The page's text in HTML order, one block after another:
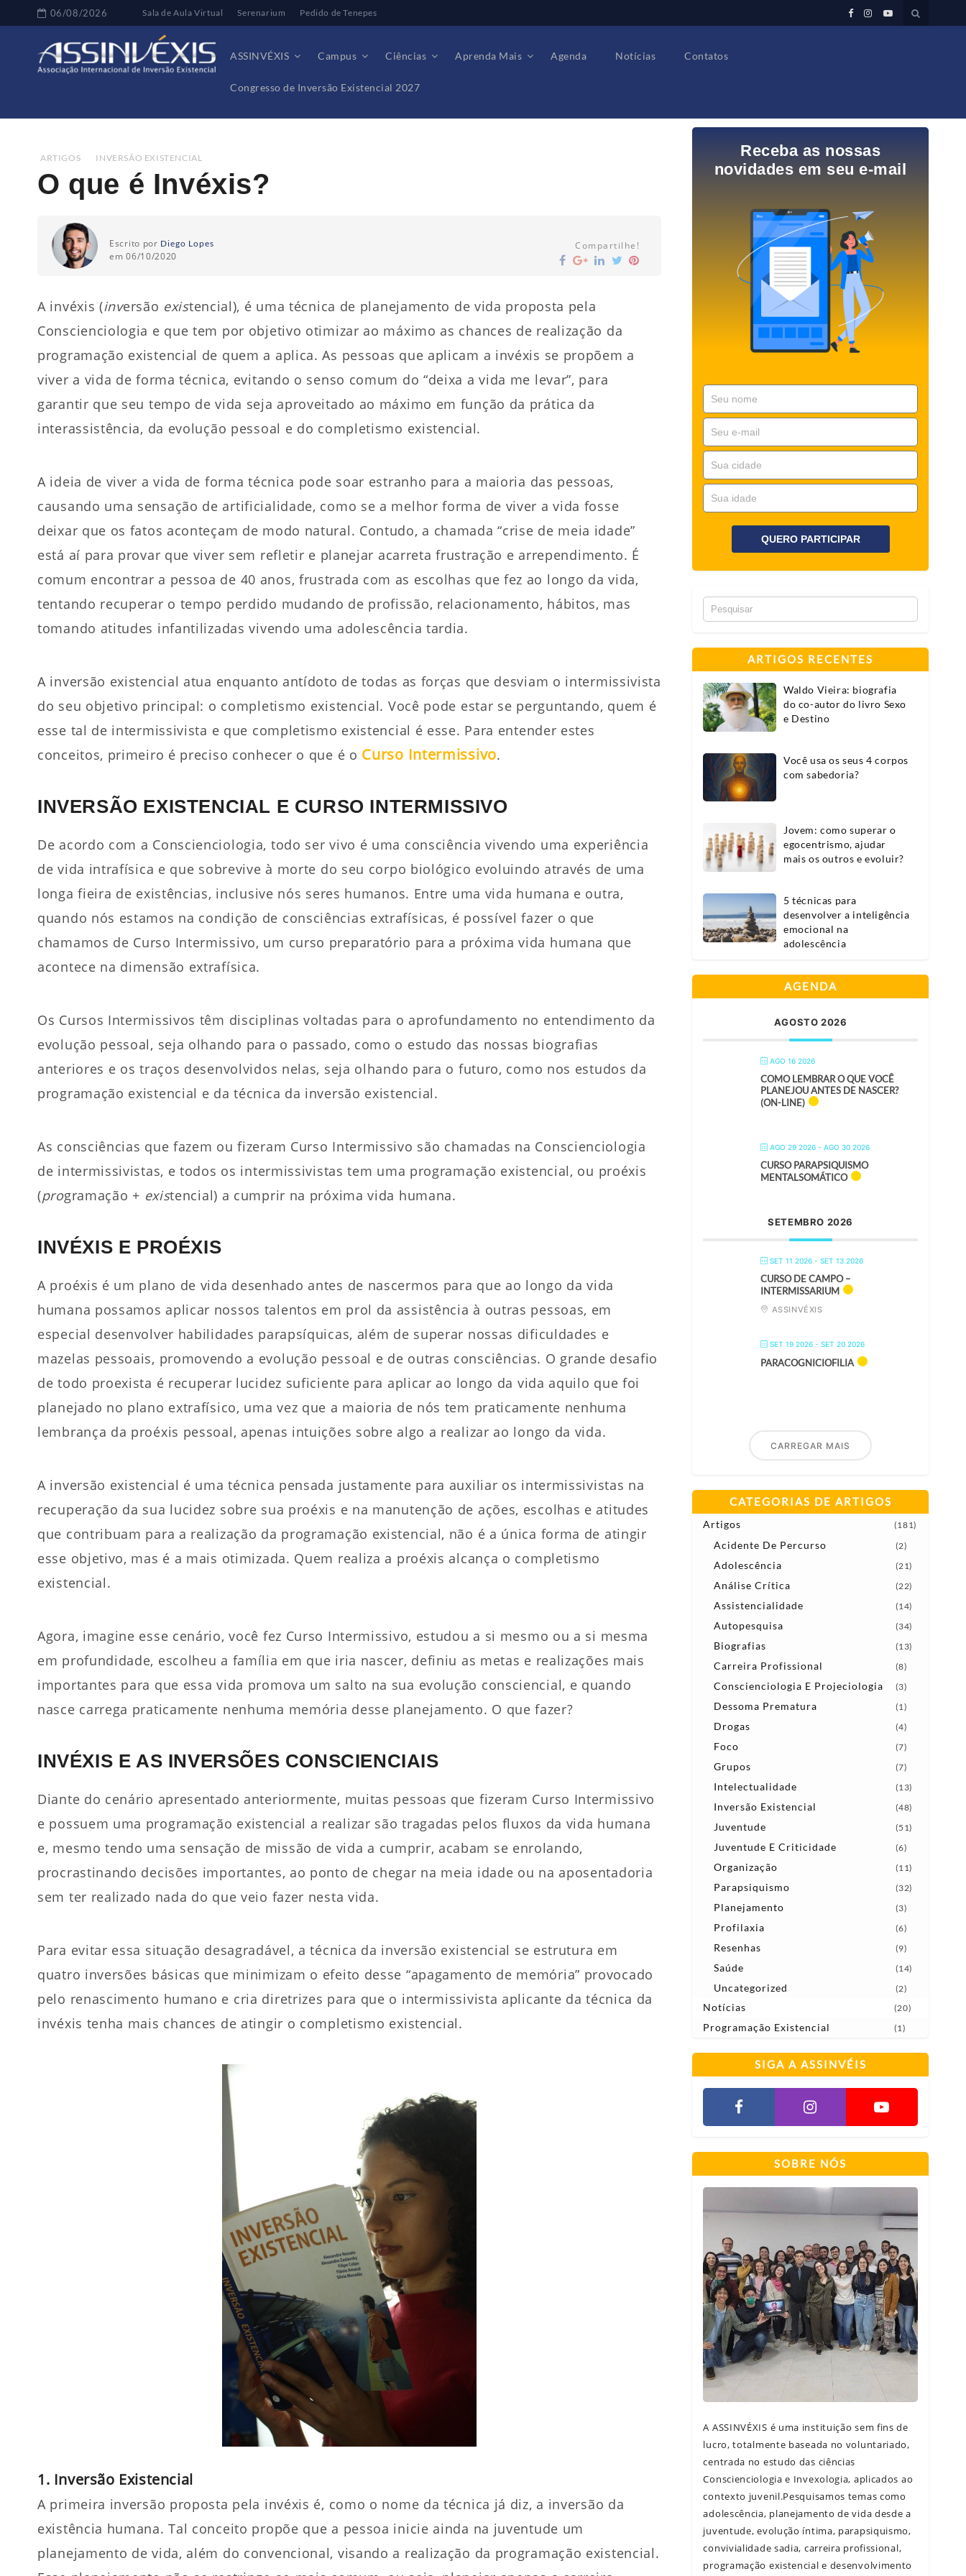
06/08/2026 Sala de Aula Virtual Serenarium Pedido de Tenepes
ASSINVÉXIS Campus Ciências Aprenda Mais Agenda Notícias Contatos
Congresso de Inversão Existencial 2027
ARTIGOS INVERSÃO EXISTENCIAL
O que é Invéxis?
Escrito por Diego Lopes
em 06/10/2020
Compartilhe!
A invéxis (inversão existencial), é uma técnica de planejamento de vida proposta pela
Conscienciologia e que tem por objetivo otimizar ao máximo as chances de realização da
programação existencial de quem a aplica. As pessoas que aplicam a invéxis se propõem a
viver a vida de forma técnica, evitando o senso comum do “deixa a vida me levar”, para
garantir que seu tempo de vida seja aproveitado ao máximo em função da prática da
interassistência, da evolução pessoal e do completismo existencial.
A ideia de viver a vida de forma técnica pode soar estranho para a maioria das pessoas,
causando uma sensação de artificialidade, como se a melhor forma de viver a vida fosse
deixar que os fatos aconteçam de modo natural. Contudo, a chamada “crise de meia idade”
está aí para provar que viver sem refletir e planejar acarreta frustração e arrependimento. É
comum encontrar a pessoa de 40 anos, frustrada com as escolhas que fez ao longo da vida,
tentando recuperar o tempo perdido mudando de profissão, relacionamento, hábitos, mas
tomando atitudes infantilizadas vivendo uma adolescência tardia.
A inversão existencial atua enquanto antídoto de todas as forças que desviam o intermissivista
do seu objetivo principal: o completismo existencial. Você pode estar se perguntando, quem é
esse tal de intermissivista e que completismo existencial é esse. Para entender estes
conceitos, primeiro é preciso conhecer o que é o Curso Intermissivo.
INVERSÃO EXISTENCIAL E CURSO INTERMISSIVO
De acordo com a Conscienciologia, todo ser vivo é uma consciência vivendo uma experiência
de vida intrafísica e que sobrevive à morte do seu corpo biológico evoluindo através de uma
longa fieira de existências, inclusive nós seres humanos. Entre uma vida humana e outra,
quando nós estamos na condição de consciências extrafísicas, é possível fazer o que
chamamos de Curso Intermissivo, um curso preparatório para a próxima vida humana que
acontece na dimensão extrafísica.
Os Cursos Intermissivos têm disciplinas voltadas para o aprofundamento no entendimento da
evolução pessoal, seja olhando para o passado, como o estudo das nossas biografias
anteriores e os traços desenvolvidos nelas, seja olhando para o futuro, como nos estudos da
programação existencial e da técnica da inversão existencial.
As consciências que fazem ou fizeram Curso Intermissivo são chamadas na Conscienciologia
de intermissivistas, e todos os intermissivistas tem uma programação existencial, ou proéxis
(programação + existencial) a cumprir na próxima vida humana.
INVÉXIS E PROÉXIS
A proéxis é um plano de vida desenhado antes de nascermos para que ao longo da vida
humana possamos aplicar nossos talentos em prol da assistência à outras pessoas, em
especial desenvolver habilidades parapsíquicas, além de superar nossas dificuldades e
mazelas pessoais, promovendo a evolução pessoal e de outras consciências. O grande desafio
de todo proexista é recuperar lucidez suficiente para aplicar ao longo da vida aquilo que foi
planejado no plano extrafísico, uma vez que a maioria de nós tem praticamente nenhuma
lembrança da proéxis pessoal, apenas intuições sobre algo a realizar ao longo da vida.
A inversão existencial é uma técnica pensada justamente para auxiliar os intermissivistas na
recuperação da sua lucidez sobre sua proéxis e na manutenção de ações, escolhas e atitudes
que contribuam para a realização da programação existencial, não é a única forma de atingir
esse objetivo, mas é a mais otimizada. Quem realiza a proéxis alcança o completismo
existencial.
Agora, imagine esse cenário, você fez Curso Intermissivo, estudou a si mesmo ou a si mesma
em profundidade, escolheu a família em que iria nascer, definiu as metas e realizações mais
importantes para que essa vida promova um salto na sua evolução consciencial, e quando
nasce carrega praticamente nenhuma memória desse planejamento. O que fazer?
INVÉXIS E AS INVERSÕES CONSCIENCIAIS
Diante do cenário apresentado anteriormente, muitas pessoas que fizeram Curso Intermissivo
e possuem uma programação existencial a realizar são tragadas pelos fluxos da vida humana
e, mesmo tendo uma sensação de missão de vida a cumprir, acabam se enrolando,
procrastinando decisões importantes, ao ponto de chegar na meia idade ou na aposentadoria
sem ter realizado nada do que veio fazer nesta vida.
Para evitar essa situação desagradável, a técnica da inversão existencial se estrutura em
quatro inversões básicas que minimizam o efeito desse “apagamento de memória” provocado
pelo renascimento humano e cria diretrizes para que o intermissivista aplicante da técnica da
invéxis tenha mais chances de atingir o completismo existencial.
1. Inversão Existencial
A primeira inversão proposta pela invéxis é, como o nome da técnica já diz, a inversão da
existência humana. Tal conceito propõe que a pessoa inicie ainda na juventude um
planejamento de vida, além do convencional, visando a realização da programação existencial.
Receba as nossas
novidades em seu e-mail
QUERO PARTICIPAR
ARTIGOS RECENTES
Waldo Vieira: biografia
do co-autor do livro Sexo
e Destino
Você usa os seus 4 corpos
com sabedoria?
Jovem: como superar o
egocentrismo, ajudar
mais os outros e evoluir?
5 técnicas para
desenvolver a inteligência
emocional na
adolescência
AGENDA
AGOSTO 2026
AGO 16 2026
COMO LEMBRAR O QUE VOCÊ
PLANEJOU ANTES DE NASCER?
(ON-LINE)
AGO 29 2026 - AGO 30 2026
CURSO PARAPSIQUISMO
MENTALSOMÁTICO
SETEMBRO 2026
SET 11 2026 - SET 13 2026
CURSO DE CAMPO –
INTERMISSARIUM
ASSINVÉXIS
SET 19 2026 - SET 20 2026
PARACOGNICIOFILIA
CARREGAR MAIS
CATEGORIAS DE ARTIGOS
Artigos (181)
Acidente De Percurso (2)
Adolescência (21)
Análise Crítica (22)
Assistencialidade (14)
Autopesquisa (34)
Biografias (13)
Carreira Profissional (8)
Conscienciologia E Projeciologia (3)
Dessoma Prematura (1)
Drogas (4)
Foco (7)
Grupos (7)
Intelectualidade (13)
Inversão Existencial (48)
Juventude (51)
Juventude E Criticidade (6)
Organização (11)
Parapsiquismo (32)
Planejamento (3)
Profilaxia (6)
Resenhas (9)
Saúde (14)
Uncategorized (2)
Notícias (20)
Programação Existencial (1)
SIGA A ASSINVÉIS
SOBRE NÓS
A ASSINVÉXIS é uma instituição sem fins de
lucro, totalmente baseada no voluntariado,
centrada no estudo das ciências
Conscienciologia e Invexologia, aplicados ao
contexto juvenil.Pesquisamos temas como
adolescência, planejamento de vida desde a
juventude, evolução íntima, parapsiquismo,
convivialidade sadia, carreira profissional,
programação existencial e desenvolvimento